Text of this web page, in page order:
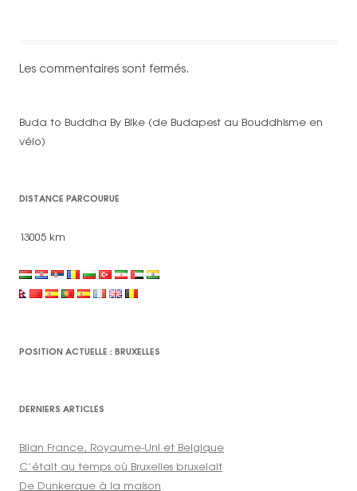
Les commentaires sont fermés.
Buda to Buddha By Bike (de Budapest au Bouddhisme en
vélo)
DISTANCE PARCOURUE
13005 km
POSITION ACTUELLE : BRUXELLES
DERNIERS ARTICLES
Bilan France, Royaume-Uni et Belgique
C’était au temps où Bruxelles bruxelait
De Dunkerque à la maison